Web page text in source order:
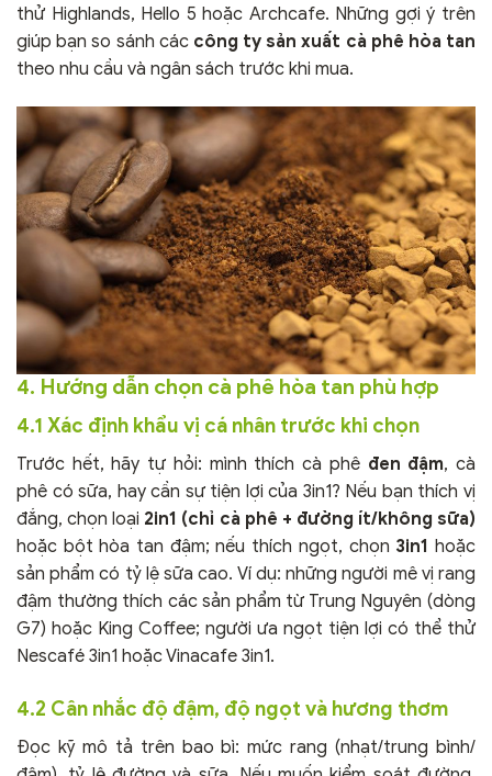
thử Highlands, Hello 5 hoặc Archcafe. Những gợi ý trên
giúp bạn so sánh các công ty sản xuất cà phê hòa tan
theo nhu cầu và ngân sách trước khi mua.
4. Hướng dẫn chọn cà phê hòa tan phù hợp
4.1 Xác định khẩu vị cá nhân trước khi chọn
Trước hết, hãy tự hỏi: mình thích cà phê đen đậm, cà
phê có sữa, hay cần sự tiện lợi của 3in1? Nếu bạn thích vị
đắng, chọn loại 2in1 (chỉ cà phê + đường ít/không sữa)
hoặc bột hòa tan đậm; nếu thích ngọt, chọn 3in1 hoặc
sản phẩm có tỷ lệ sữa cao. Ví dụ: những người mê vị rang
đậm thường thích các sản phẩm từ Trung Nguyên (dòng
G7) hoặc King Coffee; người ưa ngọt tiện lợi có thể thử
Nescafé 3in1 hoặc Vinacafe 3in1.
4.2 Cân nhắc độ đậm, độ ngọt và hương thơm
Đọc kỹ mô tả trên bao bì: mức rang (nhạt/trung bình/